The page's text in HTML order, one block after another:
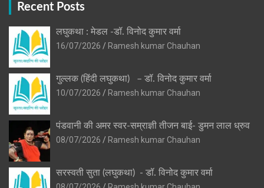
Recent Posts
लघुकथा : मेडल -डॉ. विनोद कुमार वर्मा
16/07/2026
Ramesh kumar Chauhan
गुल्लक (हिंदी लघुकथा) – डॉ. विनोद कुमार वर्मा
10/07/2026
Ramesh kumar Chauhan
पंडवानी की अमर स्वर-सम्राज्ञी तीजन बाई- डुमन लाल ध्रुव
08/07/2026
Ramesh kumar Chauhan
सरस्वती सुता (लघुकथा) ​- डॉ. विनोद कुमार वर्मा